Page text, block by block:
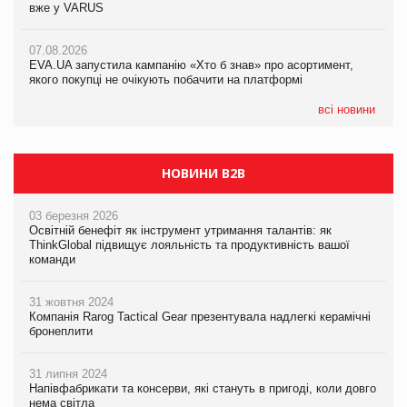
вже у VARUS
07.08.2026
EVA.UA запустила кампанію «Хто б знав» про асортимент,
якого покупці не очікують побачити на платформі
всі новини
Смачна новинка для хвостатих: у VARUS з’явилися паучі
05.08.2026
Мережа супермаркетів VARUS купує мережу магазинів
НОВИНИ B2B
03 березня 2026
Освітній бенефіт як інструмент утримання талантів: як
ThinkGlobal підвищує лояльність та продуктивність вашої
команди
31 жовтня 2024
Компанія Rarog Tactical Gear презентувала надлегкі керамічні
бронеплити
31 липня 2024
Напівфабрикати та консерви, які стануть в пригоді, коли довго
нема світла